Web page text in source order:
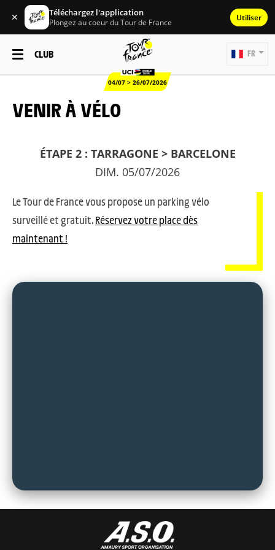
✕ Téléchargez l'application
Plongez au coeur du Tour de France Utiliser
CLUB
04/07 > 26/07/2026
FR
VENIR À VÉLO
ÉTAPE 2 : TARRAGONE > BARCELONE
DIM. 05/07/2026
Le Tour de France vous propose un parking vélo
surveillé et gratuit.Réservez votre place dès
maintenant !